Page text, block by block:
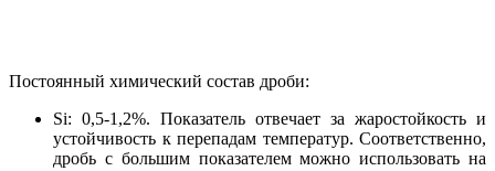
Постоянный химический состав дроби:
Si: 0,5-1,2%. Показатель отвечает за жаростойкость и
устойчивость к перепадам температур. Соответственно,
дробь с большим показателем можно использовать на